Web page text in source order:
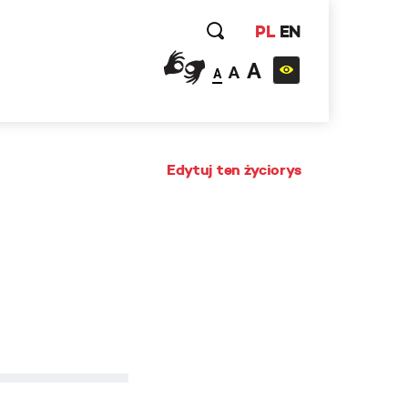
PL EN
A A A
Edytuj ten życiorys